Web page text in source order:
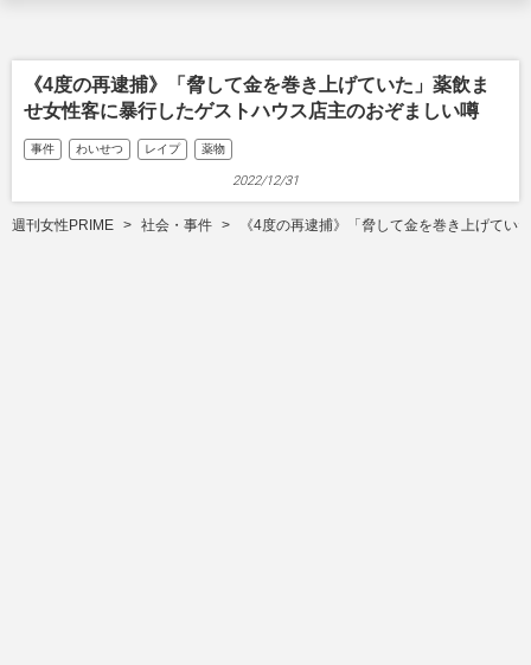
《4度の再逮捕》「脅して金を巻き上げていた」薬飲ま
せ女性客に暴行したゲストハウス店主のおぞましい噂
事件 わいせつ レイプ 薬物
2022/12/31
週刊女性PRIME 社会・事件 《4度の再逮捕》「脅して金を巻き上げて